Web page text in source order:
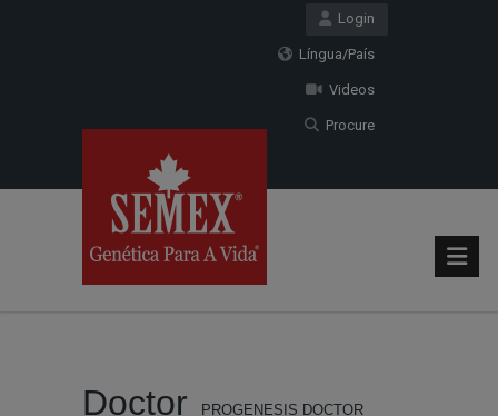
Login
Língua/País
Videos
Procure